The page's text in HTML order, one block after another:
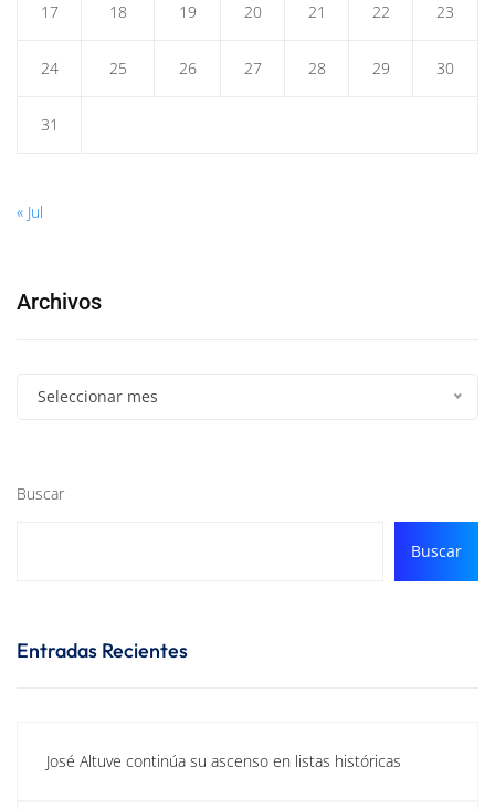
17 18 19 20 21 22 23
24 25 26 27 28 29 30
31
« Jul
Archivos
Seleccionar mes
Buscar
Buscar
Entradas Recientes
José Altuve continúa su ascenso en listas históricas